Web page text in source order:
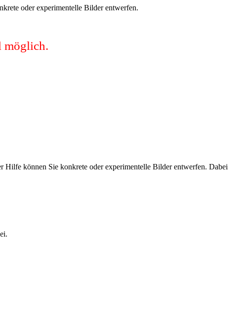
oder experimentelle Bilder entwerfen.
möglich.
können Sie konkrete oder experimentelle Bilder entwerfen. Dabei